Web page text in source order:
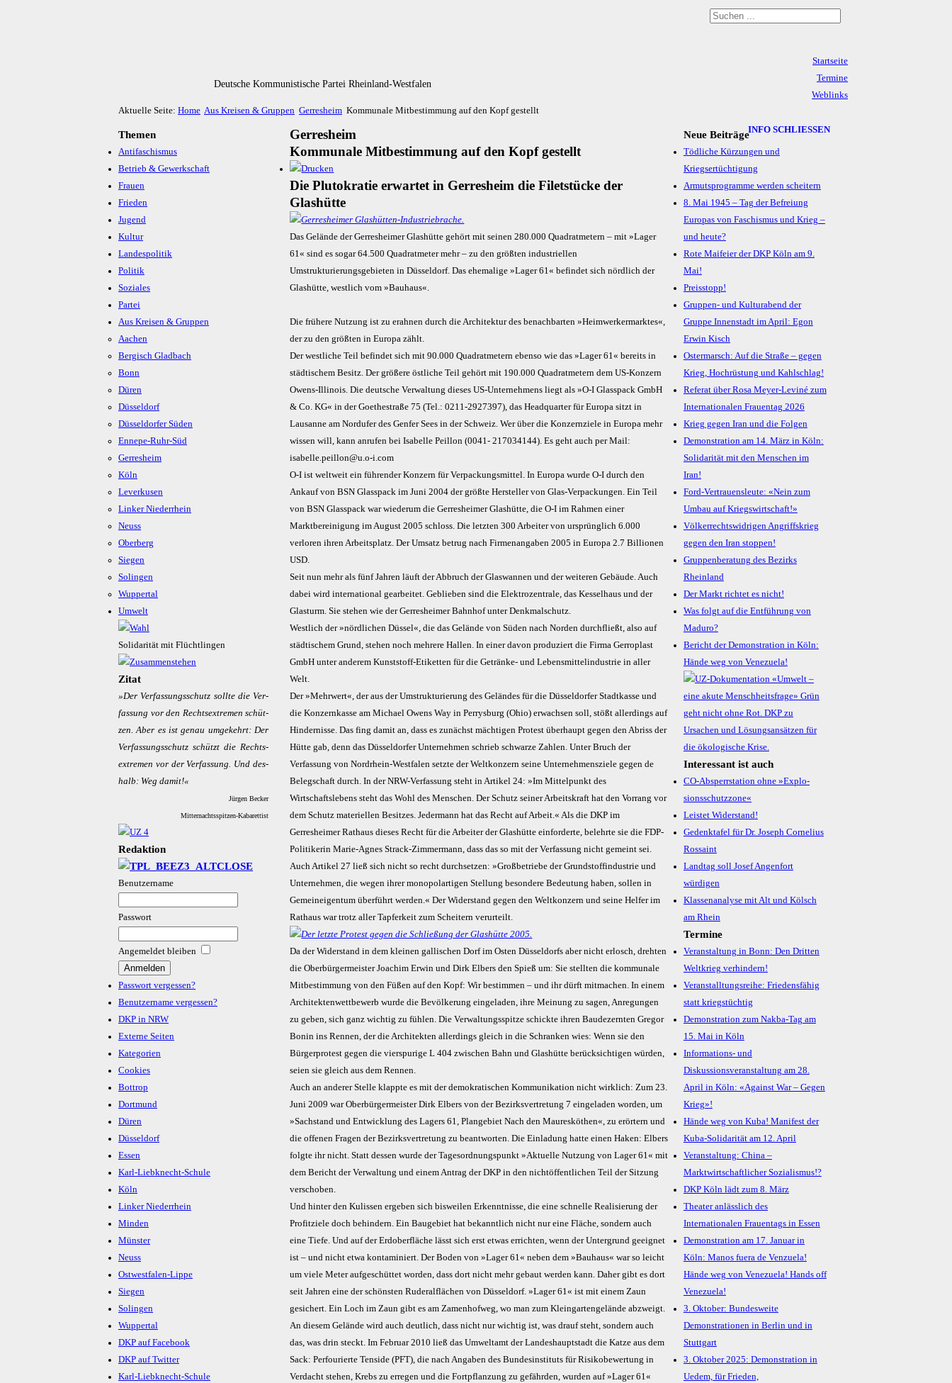
Deutsche Kommunistische Partei Rheinland-Westfalen
Startseite
Termine
Weblinks
Impressum & Datenschutz
Aktuelle Seite: Home Aus Kreisen & Gruppen Gerresheim Kommunale Mitbestimmung auf den Kopf gestellt
Themen
Antifaschismus
Betrieb & Gewerkschaft
Frauen
Frieden
Jugend
Kultur
Landespolitik
Politik
Soziales
Partei
Aus Kreisen & Gruppen
Aachen
Bergisch Gladbach
Bonn
Düren
Düsseldorf
Düsseldorfer Süden
Ennepe-Ruhr-Süd
Gerresheim
Köln
Leverkusen
Linker Niederrhein
Neuss
Oberberg
Siegen
Solingen
Wuppertal
Umwelt
Solidarität mit Flüchtlingen
Zitat
»Der Ver­fas­sungs­schutz soll­te die Ver­
fas­sung vor den Rechts­ex­tre­men schüt­
zen. Aber es ist ge­nau um­ge­kehrt: Der
Ver­fas­­sungs­­­schutz schützt die Rechts­
ex­tre­men vor der Ver­fas­sung. Und des­
halb: Weg da­mit!«
Jürgen Becker
Mitternachtsspitzen-Kabarettist
Redaktion
Benutzername
Passwort
Angemeldet bleiben
Passwort vergessen?
Benutzername vergessen?
DKP in NRW
Externe Seiten
Kategorien
Cookies
Bottrop
Dortmund
Düren
Düsseldorf
Essen
Karl-Liebknecht-Schule
Köln
Linker Niederrhein
Minden
Münster
Neuss
Ostwestfalen-Lippe
Siegen
Solingen
Wuppertal
DKP auf Facebook
DKP auf Twitter
Karl-Liebknecht-Schule
Gerresheim
Kommunale Mitbestimmung auf den Kopf gestellt
Die Plutokratie erwartet in Gerresheim die Filetstücke der
Glashütte
Das Gelände der Gerresheimer Glashütte gehört mit seinen 280.000 Quadratmetern – mit »Lager
61« sind es sogar 64.500 Quadratmeter mehr – zu den größten industriellen
Umstrukturierungsgebieten in Düsseldorf. Das ehemalige »Lager 61« befindet sich nördlich der
Glashütte, westlich vom »Bauhaus«.
Die frühere Nutzung ist zu erahnen durch die Architektur des benachbarten »Heimwerkermarktes«,
der zu den größten in Europa zählt.
Der westliche Teil befindet sich mit 90.000 Quadratmetern ebenso wie das »Lager 61« bereits in
städtischem Besitz. Der größere östliche Teil gehört mit 190.000 Quadratmetern dem US-Konzern
Owens-Illinois. Die deutsche Verwaltung dieses US-Unternehmens liegt als »O-I Glasspack GmbH
& Co. KG« in der Goethestraße 75 (Tel.: 0211-2927397), das Headquarter für Europa sitzt in
Lausanne am Nordufer des Genfer Sees in der Schweiz. Wer über die Konzernziele in Europa mehr
wissen will, kann anrufen bei Isabelle Peillon (0041- 217034144). Es geht auch per Mail:
isabelle.peillon@u.o-i.com
O-I ist weltweit ein führender Konzern für Verpackungsmittel. In Europa wurde O-I durch den
Ankauf von BSN Glasspack im Juni 2004 der größte Hersteller von Glas-Verpackungen. Ein Teil
von BSN Glasspack war wiederum die Gerresheimer Glashütte, die O-I im Rahmen einer
Marktbereinigung im August 2005 schloss. Die letzten 300 Arbeiter von ursprünglich 6.000
verloren ihren Arbeitsplatz. Der Umsatz betrug nach Firmenangaben 2005 in Europa 2.7 Billionen
USD.
Seit nun mehr als fünf Jahren läuft der Abbruch der Glaswannen und der weiteren Gebäude. Auch
dabei wird international gearbeitet. Geblieben sind die Elektrozentrale, das Kesselhaus und der
Glasturm. Sie stehen wie der Gerresheimer Bahnhof unter Denkmalschutz.
Westlich der »nördlichen Düssel«, die das Gelände von Süden nach Norden durchfließt, also auf
städtischem Grund, stehen noch mehrere Hallen. In einer davon produziert die Firma Gerroplast
GmbH unter anderem Kunststoff-Etiketten für die Getränke- und Lebensmittelindustrie in aller
Welt.
Der »Mehrwert«, der aus der Umstrukturierung des Geländes für die Düsseldorfer Stadtkasse und
die Konzernkasse am Michael Owens Way in Perrysburg (Ohio) erwachsen soll, stößt allerdings auf
Hindernisse. Das fing damit an, dass es zunächst mächtigen Protest überhaupt gegen den Abriss der
Hütte gab, denn das Düsseldorfer Unternehmen schrieb schwarze Zahlen. Unter Bruch der
Verfassung von Nordrhein-Westfalen setzte der Weltkonzern seine Unternehmensziele gegen de
Belegschaft durch. In der NRW-Verfassung steht in Artikel 24: »Im Mittelpunkt des
Wirtschaftslebens steht das Wohl des Menschen. Der Schutz seiner Arbeitskraft hat den Vorrang vor
dem Schutz materiellen Besitzes. Jedermann hat das Recht auf Arbeit.« Als die DKP im
Gerresheimer Rathaus dieses Recht für die Arbeiter der Glashütte einforderte, belehrte sie die FDP-
Politikerin Marie-Agnes Strack-Zimmermann, dass das so mit der Verfassung nicht gemeint sei.
Auch Artikel 27 ließ sich nicht so recht durchsetzen: »Großbetriebe der Grundstoffindustrie und
Unternehmen, die wegen ihrer monopolartigen Stellung besondere Bedeutung haben, sollen in
Gemeineigentum überführt werden.« Der Widerstand gegen den Weltkonzern und seine Helfer im
Rathaus war trotz aller Tapferkeit zum Scheitern verurteilt.
Da der Widerstand in dem kleinen gallischen Dorf im Osten Düsseldorfs aber nicht erlosch, drehten
die Oberbürgermeister Joachim Erwin und Dirk Elbers den Spieß um: Sie stellten die kommunale
Mitbestimmung von den Füßen auf den Kopf: Wir bestimmen – und ihr dürft mitmachen. In einem
Architektenwettbewerb wurde die Bevölkerung eingeladen, ihre Meinung zu sagen, Anregungen
zu geben, sich ganz wichtig zu fühlen. Die Verwaltungsspitze schickte ihren Baudezernten Gregor
Bonin ins Rennen, der die Architekten allerdings gleich in die Schranken wies: Wenn sie den
Bürgerprotest gegen die vierspurige L 404 zwischen Bahn und Glashütte berücksichtigen würden,
seien sie gleich aus dem Rennen.
Auch an anderer Stelle klappte es mit der demokratischen Kommunikation nicht wirklich: Zum 23.
Juni 2009 war Oberbürgermeister Dirk Elbers von der Bezirksvertretung 7 eingeladen worden, um
»Sachstand und Entwicklung des Lagers 61, Plangebiet Nach den Mauresköthen«, zu erörtern und
die offenen Fragen der Bezirksvertretung zu beantworten. Die Einladung hatte einen Haken: Elbers
folgte ihr nicht. Statt dessen wurde der Tagesordnungspunkt »Aktuelle Nutzung von Lager 61« mit
dem Bericht der Verwaltung und einem Antrag der DKP in den nichtöffentlichen Teil der Sitzung
verschoben.
Und hinter den Kulissen ergeben sich bisweilen Erkenntnisse, die eine schnelle Realisierung der
Profitziele doch behindern. Ein Baugebiet hat bekanntlich nicht nur eine Fläche, sondern auch
eine Tiefe. Und auf der Erdoberfläche lässt sich erst etwas errichten, wenn der Untergrund geeignet
ist – und nicht etwa kontaminiert. Der Boden von »Lager 61« neben dem »Bauhaus« war so leicht
um viele Meter aufgeschüttet worden, dass dort nicht mehr gebaut werden kann. Daher gibt es dort
seit Jahren eine der schönsten Ruderalflächen von Düsseldorf. »Lager 61« ist mit einem Zaun
gesichert. Ein Loch im Zaun gibt es am Zamenhofweg, wo man zum Kleingartengelände abzweigt.
An diesem Gelände wird auch deutlich, dass nicht nur wichtig ist, was drauf steht, sondern auch
das, was drin steckt. Im Februar 2010 ließ das Umweltamt der Landeshauptstadt die Katze aus dem
Sack: Perfourierte Tenside (PFT), die nach Angaben des Bundesinstituts für Risikobewertung in
Verdacht stehen, Krebs zu erregen und die Fortpflanzung zu gefährden, wurden auf »Lager 61«
INFO SCHLIESSEN
Neue Beiträge
Tödliche Kürzungen und
Kriegsertüchtigung
Armutsprogramme werden scheitern
8. Mai 1945 – Tag der Befreiung
Europas von Faschismus und Krieg –
und heute?
Rote Maifeier der DKP Köln am 9.
Mai!
Preisstopp!
Gruppen- und Kulturabend der
Gruppe Innenstadt im April: Egon
Erwin Kisch
Ostermarsch: Auf die Straße – gegen
Krieg, Hochrüstung und Kahlschlag!
Referat über Rosa Meyer-Leviné zum
Internationalen Frauentag 2026
Krieg gegen Iran und die Folgen
Demonstration am 14. März in Köln:
Solidarität mit den Menschen im
Iran!
Ford-Vertrauensleute: «Nein zum
Umbau auf Kriegswirtschaft!»
Völkerrechtswidrigen Angriffskrieg
gegen den Iran stoppen!
Gruppenberatung des Bezirks
Rheinland
Der Markt richtet es nicht!
Was folgt auf die Entführung von
Maduro?
Bericht der Demonstration in Köln:
Hände weg von Venezuela!
Interessant ist auch
CO-Absperr­station ohne »Explo­
sions­schutz­zone«
Leistet Widerstand!
Gedenktafel für Dr. Joseph Cornelius
Rossaint
Landtag soll Josef Angenfort
würdigen
Klassenanalyse mit Alt und Kölsch
am Rhein
Termine
Veranstaltung in Bonn: Den Dritten
Weltkrieg verhindern!
Veranstalltungsreihe: Friedensfähig
statt kriegstüchtig
Demonstration zum Nakba-Tag am
15. Mai in Köln
Informations- und
Diskussionsveranstaltung am 28.
April in Köln: «Against War – Gegen
Krieg»!
Hände weg von Kuba! Manifest der
Kuba-Solidarität am 12. April
Veranstaltung: China –
Marktwirtschaftlicher Sozialismus!?
DKP Köln lädt zum 8. März
Theater anlässlich des
Internationalen Frauentags in Essen
Demonstration am 17. Januar in
Köln: Manos fuera de Venzuela!
Hände weg von Venezuela! Hands off
Venezuela!
3. Oktober: Bundesweite
Demonstrationen in Berlin und in
Stuttgart
3. Oktober 2025: Demonstration in
Uedem, für Frieden,